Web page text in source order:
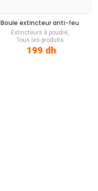
Boule extincteuranti-feu
Extincteurs à poudre,
Tous les produits
199 dh